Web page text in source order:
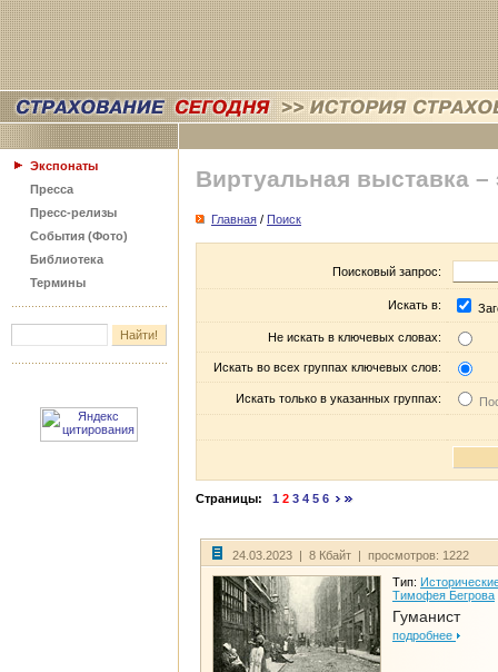
Экспонаты
Пресса
Пресс-релизы
События (Фото)
Библиотека
Термины
Виртуальная выставка –
Главная / Поиск
Поисковый запрос:
Искать в:
Не искать в ключевых словах:
Искать во всех группах ключевых слов:
Искать только в указанных группах:
Страницы: 1 2 3 4 5 6
24.03.2023 | 8 Кбайт | просмотров: 1222
Тип:
Тимофея Бегрова
Гуманист
подробнее